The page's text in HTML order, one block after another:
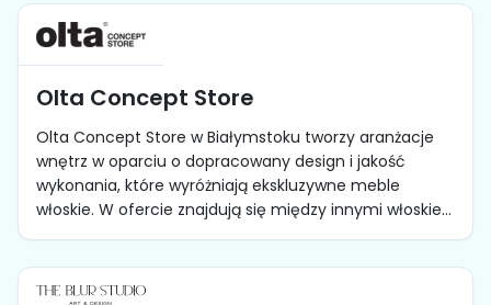
Olta Concept Store
Olta Concept Store w Białymstoku tworzy aranżacje
wnętrz w oparciu o dopracowany design i jakość
wykonania, które wyróżniają ekskluzywne meble
włoskie. W ofercie znajdują się między innymi włoskie...